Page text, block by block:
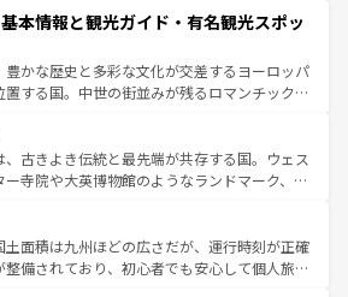
によって風土や気候が異なるスペインはその個
を参照してほしい。
魅力が詰まっている。華麗な宮殿、歴史的な大
いビーチ、そして豊かな自然が、訪れる者を心
る。また、フランスは美食の国としても知ら
ス料理はユネスコ無形文化遺産にも登録されて
ベンダー畑など、多彩な楽しみ方が可能だ。さ
以外の地域にも魅力が溢れており、どの街角に
史と文化が息づいている。パリ以外の個性あふ
ほしい。
本情報と観光ガイド・有名観光スポッ
豊かな歴史と多彩な文化が交差するヨーロッパ
置する国。中世の街並みが残るロマンチック街
の国は、どこを歩いても飽きることがない。ベ
化的活気、バイエルン州のアルプスの絶景、そ
川沿いのワイン畑といった風景は必見。ビール
人にはぜひ体験してほしい。 なお、新着の
はコンテンツ一覧を参照してほしい。
、古きよき伝統と最先端が共存する国。ウェス
ー寺院や大英博物館のようなランドマーク、歴
異なる魅力がある。また、優雅なアフタヌーン
ール好きにはたまらない英国パブ、サッカー観
場だからこそできる体験も豊富。イギリスを旅
土面積は九州ほどの広さだが、運行時刻が正確
整備されており、初心者でも安心して個人旅行